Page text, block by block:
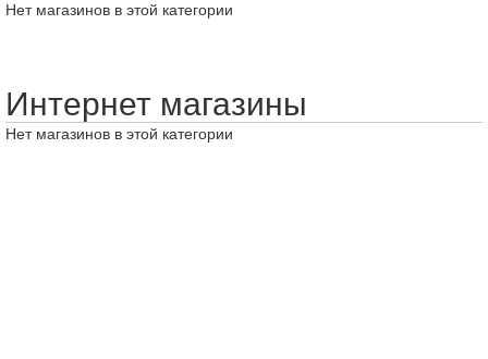
Нет магазинов в этой категории
Интернет магазины
Нет магазинов в этой категории